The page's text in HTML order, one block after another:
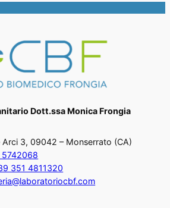
Dott.ssa Monica Frongia
3, 09042 – Monserrato (CA)
5742068
351 4811320